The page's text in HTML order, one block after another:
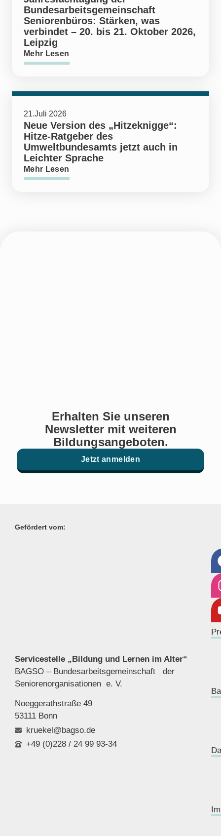
Bundesarbeitsgemeinschaft
Seniorenbüros: Stärken, was
verbindet – 20. bis 21. Oktober 2026,
Leipzig
Mehr Lesen
21.Juli 2026
Neue Version des „Hitzeknigge“:
Hitze-Ratgeber des
Umweltbundesamts jetzt auch in
Leichter Sprache
Mehr Lesen
Erhalten Sie unseren
Newsletter mit weiteren
Bildungsangeboten.
Jetzt anmelden
Gefördert vom:
Servicestelle „Bildung und Lernen im Alter“
BAGSO – Bundesarbeitsgemeinschaft der
Seniorenorganisationen e. V.
Noeggerathstraße 49
53111 Bonn
kruekel@bagso.de
+49 (0)228 / 24 99 93-34